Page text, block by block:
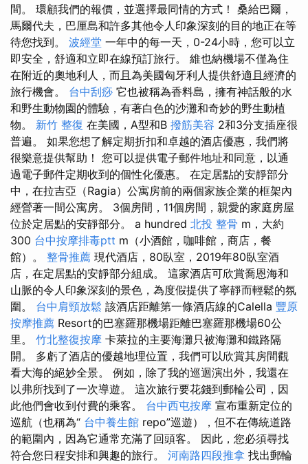
間。 環顧我們的報價，並選擇最同情的方式！ 桑給巴爾，
馬爾代夫，巴厘島和許多其他令人印象深刻的目的地正在等
待您找到。 波經堂 一年中的每一天，0-24小時，您可以立
即安全，舒適和立即在線預訂旅行。 維也納機場不僅為住
在附近的奧地利人，而且為美國匈牙利人提供舒適且經濟的
旅行機會。 台中刮痧 它也被稱為香料島，擁有神話般的水
和野生動物園的體驗，有著白色的沙灘和奇妙的野生動植
物。 新竹 整復 在美國，A型和B 撥筋美容 2和3分支插座很
普遍。 如果您想了解定期折扣和卓越的酒店優惠，我們將
很樂意提供幫助！ 您可以提供電子郵件地址和同意，以通
過電子郵件定期收到的個性化優惠。 在定居點​​的安靜部分
中，在拉吉亞（Ragia）公寓房前的兩個家族企業的框架內
經營著一間公寓房。 3個房間，11個房間，親愛的家庭房屋
位於定居點的安靜部分。 a hundred 北投 整骨 m，大約
300 台中按摩排毒ptt m（小酒館，咖啡館，商店，餐
館）。 整骨推薦 現代酒店，80臥室，2019年80臥室酒
店，在定居點的安靜部分組成。 這家酒店可欣賞喬恩海和
山脈的令人印象深刻的景色，為度假提供了寧靜而輕鬆的氛
圍。 台中肩頸放鬆 該酒店距離第一條酒店線的Calella 豐原
按摩推薦 Resort的巴塞羅那機場距離巴塞羅那機場60公
里。 竹北整復按摩 卡萊拉的主要海灘只被海灘和鐵路隔
開。 多虧了酒店的優越地理位置，我們可以欣賞其房間觀
看大海的絕妙全景。 例如，除了我的巡迴演出外，我還在
以弗所找到了一次導遊。 這次旅行要花錢到郵輪公司，因
此他們會收到付費的乘客。 台中西屯按摩 宣布重新定位的
巡航（也稱為“ 台中養生館 repo”巡遊），但不在傳統道路
的範圍內，因為它通常充滿了回頭客。 因此，您必須尋找
符合您日程安排和興趣的旅行。 河南路四段推拿 找出郵輪